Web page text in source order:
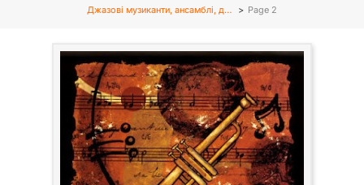
Джазові музиканти, ансамблі, д…
Page 2